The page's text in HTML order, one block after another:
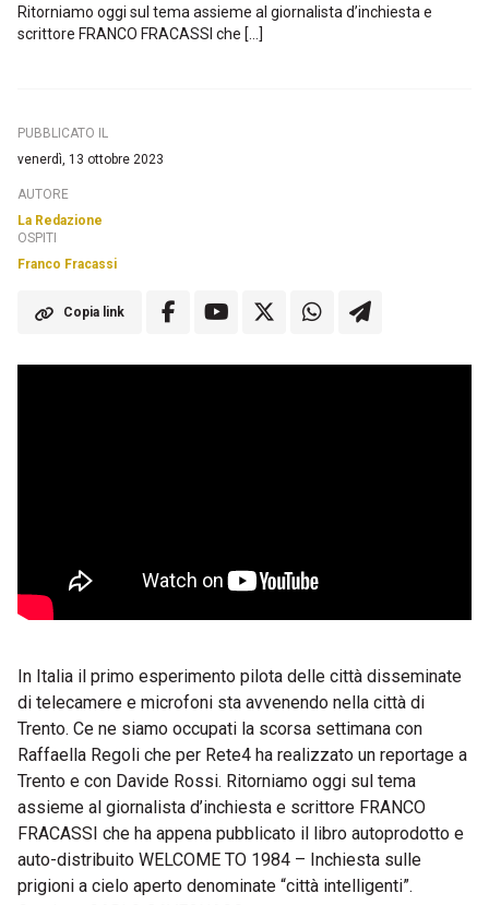
Ritorniamo oggi sul tema assieme al giornalista d’inchiesta e
scrittore FRANCO FRACASSI che […]
PUBBLICATO IL
venerdì, 13 ottobre 2023
AUTORE
La Redazione
OSPITI
Franco Fracassi
Copia link
In Italia il primo esperimento pilota delle città disseminate
di telecamere e microfoni sta avvenendo nella città di
Trento. Ce ne siamo occupati la scorsa settimana con
Raffaella Regoli che per Rete4 ha realizzato un reportage a
Trento e con Davide Rossi. Ritorniamo oggi sul tema
assieme al giornalista d’inchiesta e scrittore FRANCO
FRACASSI che ha appena pubblicato il libro autoprodotto e
auto-distribuito WELCOME TO 1984 – Inchiesta sulle
prigioni a cielo aperto denominate “città intelligenti”.